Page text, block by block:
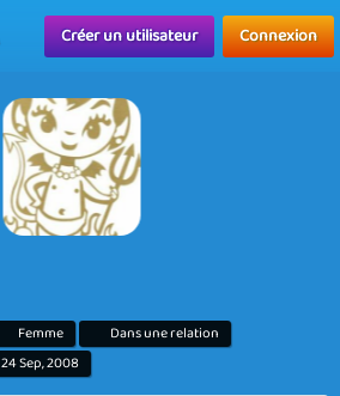
Créer un utilisateur Connexion
Femme
Dans une relation
24 Sep, 2008